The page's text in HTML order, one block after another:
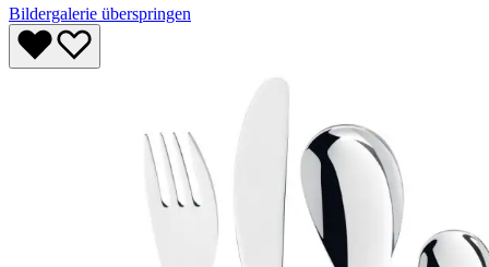
Bildergalerie überspringen